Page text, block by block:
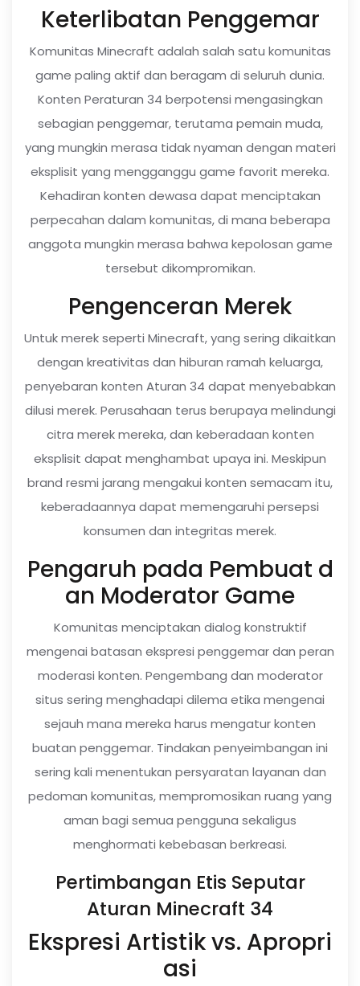
Keterlibatan Penggemar
Komunitas Minecraft adalah salah satu komunitas
game paling aktif dan beragam di seluruh dunia.
Konten Peraturan 34 berpotensi mengasingkan
sebagian penggemar, terutama pemain muda,
yang mungkin merasa tidak nyaman dengan materi
eksplisit yang mengganggu game favorit mereka.
Kehadiran konten dewasa dapat menciptakan
perpecahan dalam komunitas, di mana beberapa
anggota mungkin merasa bahwa kepolosan game
tersebut dikompromikan.
Pengenceran Merek
Untuk merek seperti Minecraft, yang sering dikaitkan
dengan kreativitas dan hiburan ramah keluarga,
penyebaran konten Aturan 34 dapat menyebabkan
dilusi merek. Perusahaan terus berupaya melindungi
citra merek mereka, dan keberadaan konten
eksplisit dapat menghambat upaya ini. Meskipun
brand resmi jarang mengakui konten semacam itu,
keberadaannya dapat memengaruhi persepsi
konsumen dan integritas merek.
Pengaruh pada Pembuat d
an Moderator Game
Komunitas menciptakan dialog konstruktif
mengenai batasan ekspresi penggemar dan peran
moderasi konten. Pengembang dan moderator
situs sering menghadapi dilema etika mengenai
sejauh mana mereka harus mengatur konten
buatan penggemar. Tindakan penyeimbangan ini
sering kali menentukan persyaratan layanan dan
pedoman komunitas, mempromosikan ruang yang
aman bagi semua pengguna sekaligus
menghormati kebebasan berkreasi.
Pertimbangan Etis Seputar
Aturan Minecraft 34
Ekspresi Artistik vs. Apropri
asi